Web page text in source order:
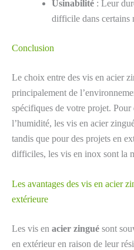
Usinabilité : Leur
difficile dans certains
Conclusion
Le choix entre des vis en acier
principalement de
spécifiques de votre projet. Pour
l’humidité, les vis en acier
tandis que pour des projets en
difficiles, les vis en inox sont la
Les avantages des vis en acier
extérieure
Les vis en acier zingué sont
en extérieur en raison de leur